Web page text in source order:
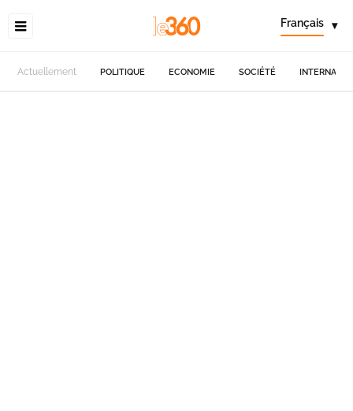
Français ▾
Actuellement POLITIQUE ECONOMIE SOCIÉTÉ